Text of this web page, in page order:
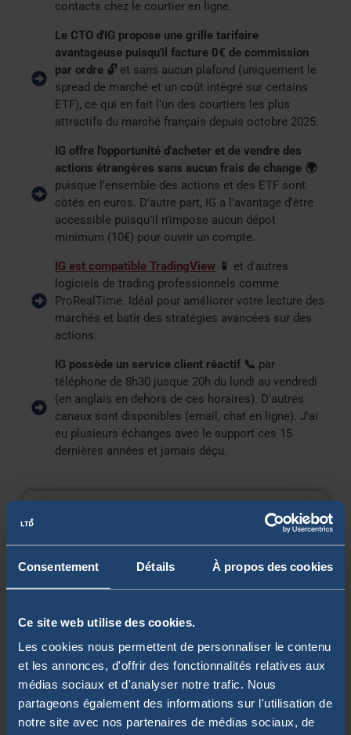
Consentement Détails À propos des cookies
Ce site web utilise des cookies.
Les cookies nous permettent de personnaliser le contenu
et les annonces, d'offrir des fonctionnalités relatives aux
médias sociaux et d'analyser notre trafic. Nous
partageons également des informations sur l'utilisation de
notre site avec nos partenaires de médias sociaux, de
contacts chez le courtier en ligne.
Le CTO d'IG propose une grille tarifaire
avantageuse puisqu'il facture 0€ de commission
par ordre 🔓 et sans aucun plafond (uniquement le
spread de marché et un coût intégré sur certains
ETF), ce qui en fait l'un des courtiers les plus
attractifs du marché français depuis octobre 2025.
IG offre l'opportunité d'acheter et de vendre des
actions étrangères sans aucun frais de change 🌍
puisque l'ensemble des actions et des ETF sont
côtés en euros. D'autre part, IG a l'avantage d'être
accessible puisqu'il n'impose aucun dépot
minimum (10€) pour ouvrir un compte.
IG est compatible TradingView 📱 et d'autres
logiciels de trading professionnels comme
ProRealTime. Idéal pour améliorer votre lecture des
marchés et batîr des stratégies avancées sur des
actions.
IG possède un service client réactif 📞 par
téléphone de 8h30 jusque 20h du lundi au vendredi
(en anglais en dehors de ces horaires). D'autres
canaux sont disponibles (email, chat en ligne). J'ai
eu plusieurs échanges avec le support ces 15
dernières années et jamais déçu.
Visuel du compte-titres ordinaire IG